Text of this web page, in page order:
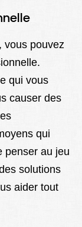
vous pouvez
qui vous
causer des
qui
penser au jeu
solutions
aider tout